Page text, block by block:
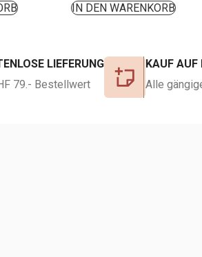
IN DEN WARENKORB
LIEFERUNG
79.- Bestellwert
KAUF AUF
Alle